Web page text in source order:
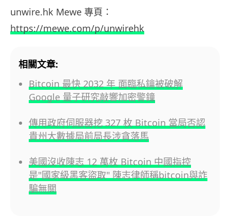
unwire.hk Mewe 專頁：
https://mewe.com/p/unwirehk
相關文章:
Bitcoin 最快 2032 年 面臨私鑰被破解
Google 量子研究敲響加密警鐘
傳用政府伺服器挖 327 枚 Bitcoin 當局否認
貴州大數據局前局長涉貪落馬
美國沒收陳志 12 萬枚 Bitcoin 中國指控
是"國家級黑客盜取" 陳志律師稱bitcoin與詐
騙無關